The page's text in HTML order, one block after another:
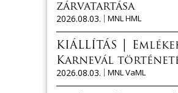
zárvatartása
2026.08.03.
MNL HML
KIÁLLÍTÁS │
Karnevál
2026.08.03.
MNL VaML